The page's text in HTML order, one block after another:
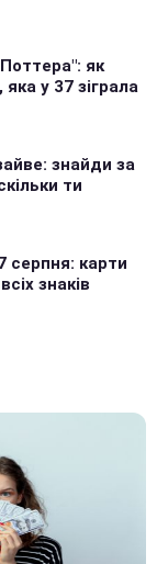
як
у 37 зіграла
знайди за
ти
серпня: карти
знаків